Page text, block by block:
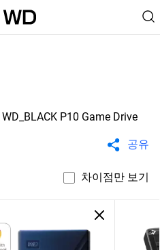
WD_BLACK P10 Game Drive
공유
차이점만 보기